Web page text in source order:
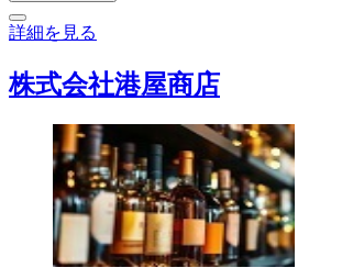
詳細を見る
株式会社港屋商店